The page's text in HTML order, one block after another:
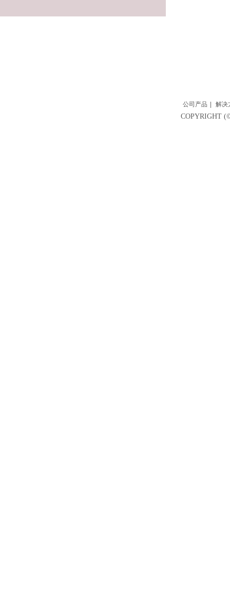
公司产品 解决
COPYRIGHT